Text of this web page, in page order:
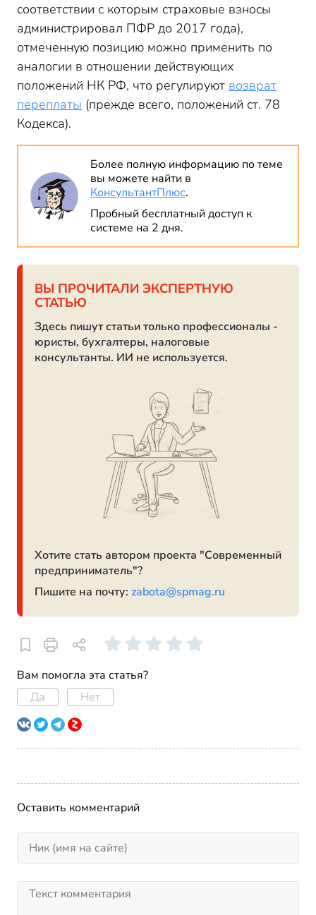
соответствии с которым страховые взносы
администрировал ПФР до 2017 года),
отмеченную позицию можно применить по
аналогии в отношении действующих
положений НК РФ, что регулируют возврат
переплаты (прежде всего, положений ст. 78
Кодекса).
Более полную информацию по теме
вы можете найти в
КонсультантПлюс.
Пробный бесплатный доступ к
системе на 2 дня.
ВЫ ПРОЧИТАЛИ ЭКСПЕРТНУЮ
СТАТЬЮ
Здесь пишут статьи только профессионалы -
юристы, бухгалтеры, налоговые
консультанты. ИИ не используется.
Хотите стать автором проекта "Современный
предприниматель"?
Пишите на почту: zabota@spmag.ru
Вам помогла эта статья?
Да
Нет
Оставить комментарий